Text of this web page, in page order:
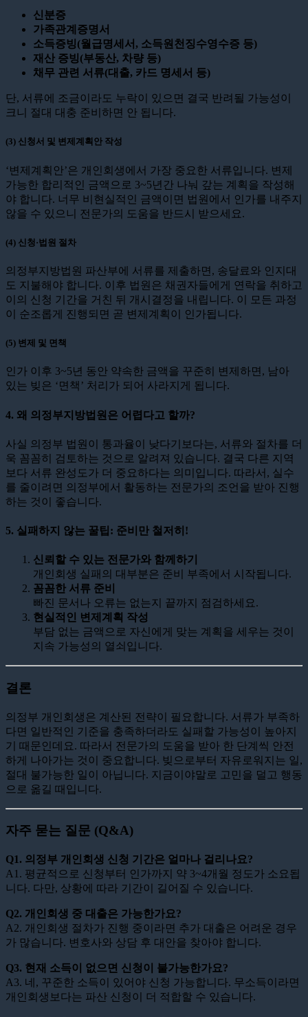
신분증
가족관계증명서
소득증빙(월급명세서, 소득원천징수영수증 등)
재산 증빙(부동산, 차량 등)
채무 관련 서류(대출, 카드 명세서 등)
단, 서류에 조금이라도 누락이 있으면 결국 반려될 가능성이
크니 절대 대충 준비하면 안 됩니다.
(3) 신청서 및 변제계획안 작성
‘변제계획안’은 개인회생에서 가장 중요한 서류입니다. 변제
가능한 합리적인 금액으로 3~5년간 나눠 갚는 계획을 작성해
야 합니다. 너무 비현실적인 금액이면 법원에서 인가를 내주지
않을 수 있으니 전문가의 도움을 반드시 받으세요.
(4) 신청·법원 절차
의정부지방법원 파산부에 서류를 제출하면, 송달료와 인지대
도 지불해야 합니다. 이후 법원은 채권자들에게 연락을 취하고
이의 신청 기간을 거친 뒤 개시결정을 내립니다. 이 모든 과정
이 순조롭게 진행되면 곧 변제계획이 인가됩니다.
(5) 변제 및 면책
인가 이후 3~5년 동안 약속한 금액을 꾸준히 변제하면, 남아
있는 빚은 ‘면책’ 처리가 되어 사라지게 됩니다.
4. 왜 의정부지방법원은 어렵다고 할까?
사실 의정부 법원이 통과율이 낮다기보다는, 서류와 절차를 더
욱 꼼꼼히 검토하는 것으로 알려져 있습니다. 결국 다른 지역
보다 서류 완성도가 더 중요하다는 의미입니다. 따라서, 실수
를 줄이려면 의정부에서 활동하는 전문가의 조언을 받아 진행
하는 것이 좋습니다.
5. 실패하지 않는 꿀팁: 준비만 철저히!
신뢰할 수 있는 전문가와 함께하기
개인회생 실패의 대부분은 준비 부족에서 시작됩니다.
꼼꼼한 서류 준비
빠진 문서나 오류는 없는지 끝까지 점검하세요.
현실적인 변제계획 작성
부담 없는 금액으로 자신에게 맞는 계획을 세우는 것이
지속 가능성의 열쇠입니다.
결론
의정부 개인회생은 계산된 전략이 필요합니다. 서류가 부족하
다면 일반적인 기준을 충족하더라도 실패할 가능성이 높아지
기 때문인데요. 따라서 전문가의 도움을 받아 한 단계씩 안전
하게 나아가는 것이 중요합니다. 빚으로부터 자유로워지는 일,
절대 불가능한 일이 아닙니다. 지금이야말로 고민을 덜고 행동
으로 옮길 때입니다.
자주 묻는 질문 (Q&A)
Q1. 의정부 개인회생 신청 기간은 얼마나 걸리나요?
A1. 평균적으로 신청부터 인가까지 약 3~4개월 정도가 소요됩
니다. 다만, 상황에 따라 기간이 길어질 수 있습니다.
Q2. 개인회생 중 대출은 가능한가요?
A2. 개인회생 절차가 진행 중이라면 추가 대출은 어려운 경우
가 많습니다. 변호사와 상담 후 대안을 찾아야 합니다.
Q3. 현재 소득이 없으면 신청이 불가능한가요?
A3. 네, 꾸준한 소득이 있어야 신청 가능합니다. 무소득이라면
개인회생보다는 파산 신청이 더 적합할 수 있습니다.